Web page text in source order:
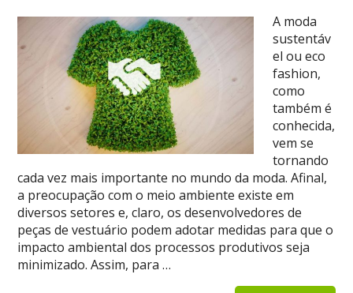
A moda
sustentáv
el ou eco
fashion,
como
também é
conhecida,
vem se
tornando
cada vez mais importante no mundo da moda. Afinal,
a preocupação com o meio ambiente existe em
diversos setores e, claro, os desenvolvedores de
peças de vestuário podem adotar medidas para que o
impacto ambiental dos processos produtivos seja
minimizado. Assim, para …